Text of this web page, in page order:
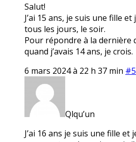
Salut!
J’ai 15 ans, je suis une fille
tous les jours, le soir.
Pour répondre à la dernière
quand j’avais 14 ans, je crois.
6 mars 2024 à 22 h 37 min
Qlqu’un
J’ai 16 ans je suis une fille et